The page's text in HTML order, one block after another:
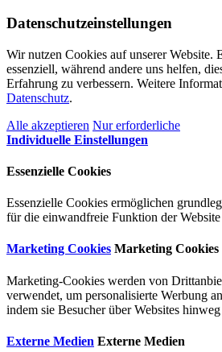
Datenschutzeinstellungen
Wir nutzen Cookies auf unserer Website.
essenziell, während andere uns helfen,
Erfahrung zu verbessern. Weitere
Datenschutz.
Alle akzeptieren Nur erforderliche
Individuelle Einstellungen
Essenzielle Cookies
Essenzielle Cookies ermöglichen
für die einwandfreie Funktion der
Marketing Cookies Marketing Cookies
Marketing-Cookies werden von
verwendet, um personalisierte Werbung
indem sie Besucher über Websites
Externe Medien Externe Medien